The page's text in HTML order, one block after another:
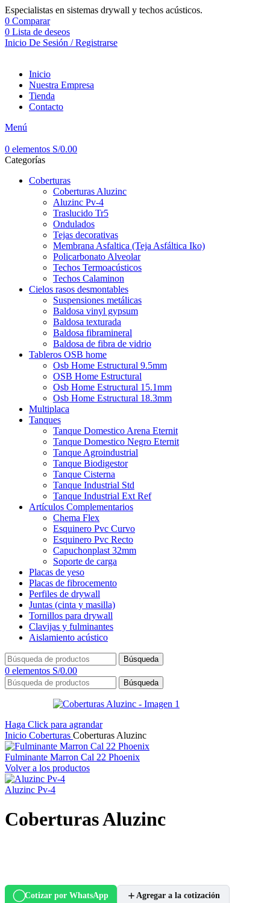
Especialistas en sistemas drywall y techos acústicos.
0 Comparar
0 Lista de deseos
Inicio De Sesión / Registrarse
Inicio
Nuestra Empresa
Tienda
Contacto
Menú
0 elementos S/0.00
Categorías
Coberturas
Coberturas Aluzinc
Aluzinc Pv-4
Traslucido Tr5
Ondulados
Tejas decorativas
Membrana Asfaltica (Teja Asfáltica Iko)
Policarbonato Alveolar
Techos Termoacústicos
Techos Calaminon
Cielos rasos desmontables
Suspensiones metálicas
Baldosa vinyl gypsum
Baldosa texturada
Baldosa fibramineral
Baldosa de fibra de vidrio
Tableros OSB home
Osb Home Estructural 9.5mm
OSB Home Estructural
Osb Home Estructural 15.1mm
Osb Home Estructural 18.3mm
Multiplaca
Tanques
Tanque Domestico Arena Eternit
Tanque Domestico Negro Eternit
Tanque Agroindustrial
Tanque Biodigestor
Tanque Cisterna
Tanque Industrial Std
Tanque Industrial Ext Ref
Artículos Complementarios
Chema Flex
Esquinero Pvc Curvo
Esquinero Pvc Recto
Capuchonplast 32mm
Soporte de carga
Placas de yeso
Placas de fibrocemento
Perfiles de drywall
Juntas (cinta y masilla)
Tornillos para drywall
Clavijas y fulminantes
Aislamiento acústico
Búsqueda
0 elementos S/0.00
Búsqueda
Haga Click para agrandar
Inicio Coberturas Coberturas Aluzinc
Fulminante Marron Cal 22 Phoenix
Volver a los productos
Aluzinc Pv-4
Coberturas Aluzinc
Cotizar por WhatsApp Agregar a la cotización